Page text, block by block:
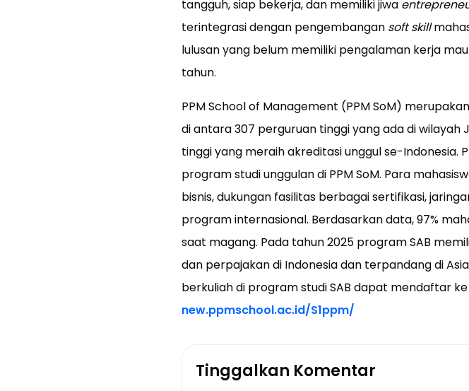
tangguh, siap bekerja, dan memiliki jiwa
terintegrasi dengan pengembangan soft skill
lulusan yang belum memiliki pengalaman kerja
tahun.
PPM School of Management (PPM SoM)
di antara 307 perguruan tinggi yang ada di wilayah
tinggi yang meraih akreditasi unggul se-Indonesia.
program studi unggulan di PPM SoM. Para
bisnis, dukungan fasilitas berbagai sertifikasi,
program internasional. Berdasarkan data, 97%
saat magang. Pada tahun 2025 program SAB
dan perpajakan di Indonesia dan terpandang di
berkuliah di program studi SAB dapat mendaftar
new.ppmschool.ac.id/S1ppm/
Tinggalkan Komentar